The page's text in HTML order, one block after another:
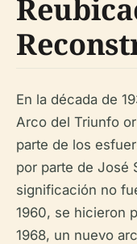
En la década de
Arco del Triunfo
parte de los
por parte de José
significación no
1960, se hicieron
1968, un nuevo